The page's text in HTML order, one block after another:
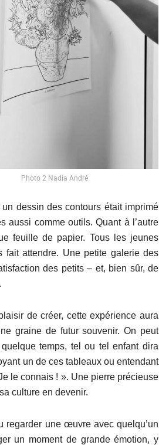
Photo 2 Nadia André
dessin des contours était imprimé
aussi comme outils. Quant à l’autre
feuille de papier. Tous les jeunes
fait attendre. Une petite galerie des
des petits – et, bien sûr, de
de créer, cette expérience aura
graine de futur souvenir. On peut
temps, tel ou tel enfant dira
un de ces tableaux ou entendant
le connais ! ». Une pierre précieuse
culture en devenir.
regarder une œuvre avec quelqu’un
un moment de grande émotion, y